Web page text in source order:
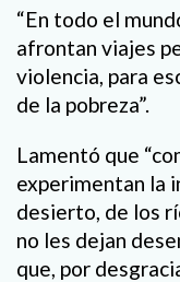
“En todo el
afrontan viajes
violencia, para
de la pobreza”.
Lamentó que
experimentan la
desierto, de los
no les dejan
que, por